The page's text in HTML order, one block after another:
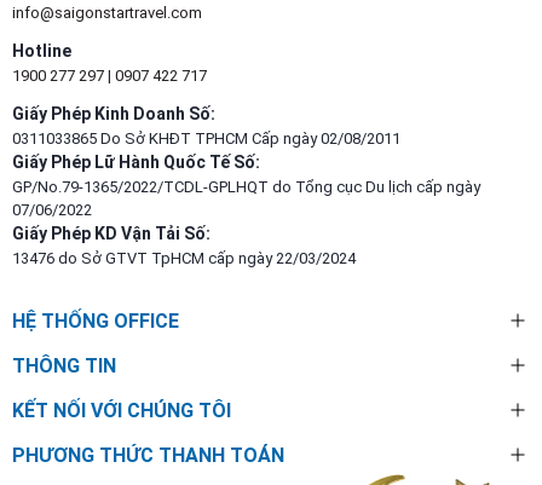
info@saigonstartravel.com
Hotline
1900 277 297 | 0907 422 717
Giấy Phép Kinh Doanh Số:
0311033865 Do Sở KHĐT TPHCM Cấp ngày 02/08/2011
Giấy Phép Lữ Hành Quốc Tế Số:
GP/No.79-1365/2022/TCDL-GPLHQT do Tổng cục Du lịch cấp ngày
07/06/2022
Giấy Phép KD Vận Tải Số:
13476 do Sở GTVT TpHCM cấp ngày 22/03/2024
HỆ THỐNG OFFICE
THÔNG TIN
KẾT NỐI VỚI CHÚNG TÔI
PHƯƠNG THỨC THANH TOÁN